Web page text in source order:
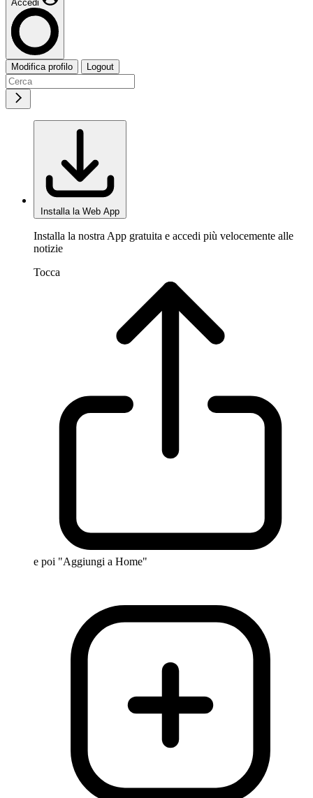
Accedi
Modifica profilo Logout
Installa la Web App
Installa la nostra App gratuita e accedi più velocemente alle
notizie
Tocca
e poi "Aggiungi a Home"